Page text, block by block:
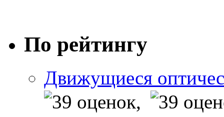
По рейтингу
Движущиеся